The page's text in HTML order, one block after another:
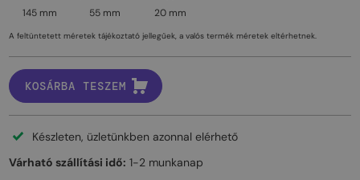
145 mm 55 mm 20 mm
A feltüntetett méretek tájékoztató jellegűek, a valós termék méretek eltérhetnek.
KOSÁRBA TESZEM
Készleten, üzletünkben azonnal elérhető
Várható szállítási idő: 1-2 munkanap